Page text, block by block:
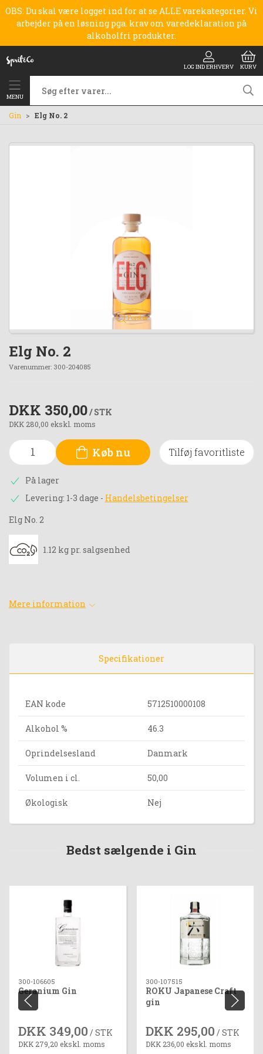
OBS: Du skal være logget ind for at se ALLE varekategorier. Vi
arbejder på en løsning pga. krav om varedeklaration på
alkoholfri produkter.
LOG IND ERHVERV KURV
MENU
Gin Elg No. 2
Forstør
Elg No. 2
Varenummer: 300-204085
DKK 350,00/ STK
DKK 280,00 ekskl. moms
Køb nu Tilføj favoritliste
På lager
Levering: 1-3 dage - Handelsbetingelser
Elg No. 2
1.12 kg pr. salgsenhed
Mere information
Specifikationer
EAN kode 5712510000108
Alkohol % 46.3
Oprindelsesland Danmark
Volumen i cl. 50,00
Økologisk Nej
Bedst sælgende i Gin
300-106605
Geranium Gin
DKK 349,00 / STK
DKK 279,20 ekskl. moms
300-107515
ROKU Japanese Craft
gin
DKK 295,00 / STK
DKK 236,00 ekskl. moms